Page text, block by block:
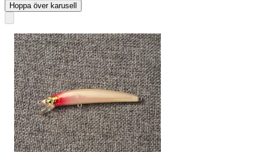
Hoppa över karusell